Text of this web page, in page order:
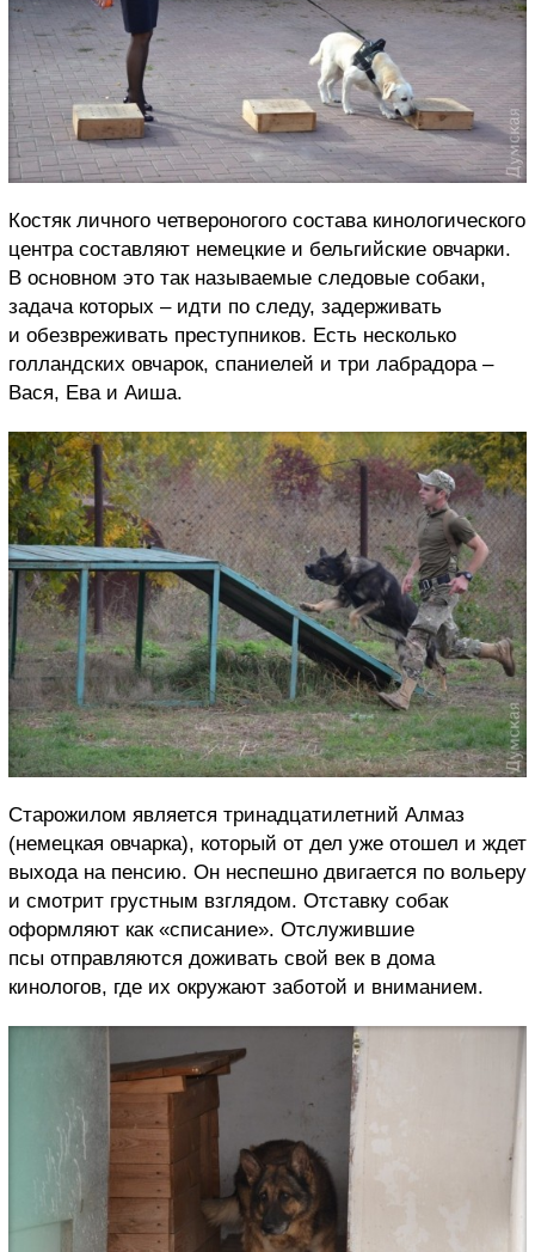
Костяк личного четвероногого состава кинологического
центра составляют немецкие и бельгийские овчарки.
В основном это так называемые следовые собаки,
задача которых – идти по следу, задерживать
и обезвреживать преступников. Есть несколько
голландских овчарок, спаниелей и три лабрадора –
Вася, Ева и Аиша.
Старожилом является тринадцатилетний Алмаз
(немецкая овчарка), который от дел уже отошел и ждет
выхода на пенсию. Он неспешно двигается по вольеру
и смотрит грустным взглядом. Отставку собак
оформляют как «списание». Отслужившие
псы отправляются доживать свой век в дома
кинологов, где их окружают заботой и вниманием.